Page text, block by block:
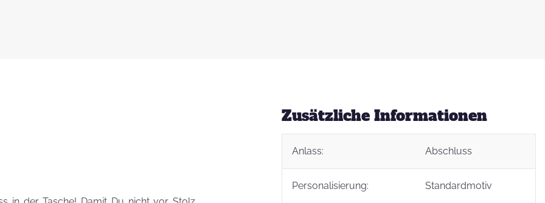
Zusätzliche Informationen
Anlass: Abschluss
Personalisierung: Standardmotiv